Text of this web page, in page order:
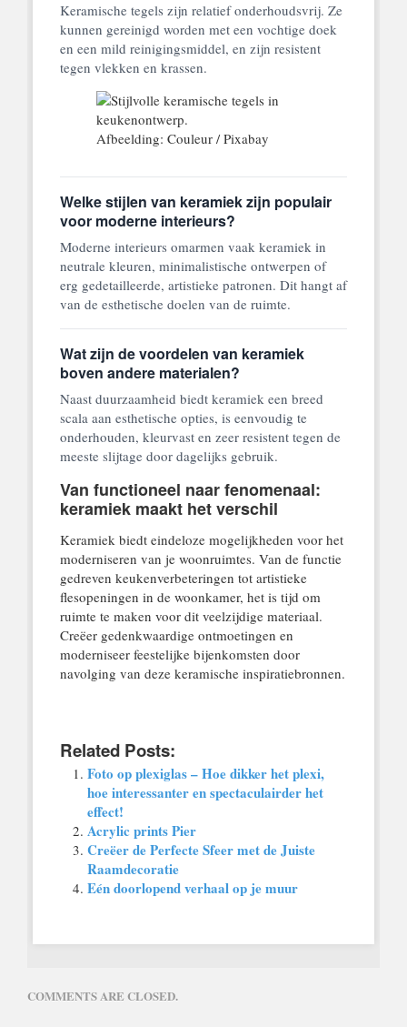
Keramische tegels zijn relatief onderhoudsvrij. Ze
kunnen gereinigd worden met een vochtige doek
en een mild reinigingsmiddel, en zijn resistent
tegen vlekken en krassen.
Afbeelding: Couleur / Pixabay
Welke stijlen van keramiek zijn populair
voor moderne interieurs?
Moderne interieurs omarmen vaak keramiek in
neutrale kleuren, minimalistische ontwerpen of
erg gedetailleerde, artistieke patronen. Dit hangt af
van de esthetische doelen van de ruimte.
Wat zijn de voordelen van keramiek
boven andere materialen?
Naast duurzaamheid biedt keramiek een breed
scala aan esthetische opties, is eenvoudig te
onderhouden, kleurvast en zeer resistent tegen de
meeste slijtage door dagelijks gebruik.
Van functioneel naar fenomenaal:
keramiek maakt het verschil
Keramiek biedt eindeloze mogelijkheden voor het
moderniseren van je woonruimtes. Van de functie
gedreven keukenverbeteringen tot artistieke
flesopeningen in de woonkamer, het is tijd om
ruimte te maken voor dit veelzijdige materiaal.
Creëer gedenkwaardige ontmoetingen en
moderniseer feestelijke bijenkomsten door
navolging van deze keramische inspiratiebronnen.
Related Posts:
Foto op plexiglas – Hoe dikker het plexi,
hoe interessanter en spectaculairder het
effect!
Acrylic prints Pier
Creëer de Perfecte Sfeer met de Juiste
Raamdecoratie
Eén doorlopend verhaal op je muur
COMMENTS ARE CLOSED.